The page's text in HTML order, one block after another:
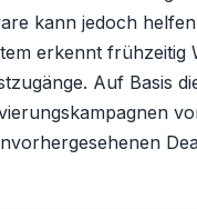
kann jedoch
erkennt frühzeitig
Auf Basis